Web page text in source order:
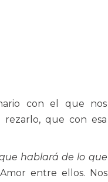
con el que nos
rezarlo, que con esa
hablará de lo que
entre ellos. Nos